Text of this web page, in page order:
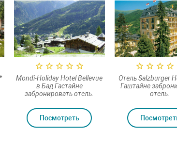
Mondi-Holiday Hotel Bellevue
в Бад Гастайне
забронировать отель.
Посмотреть
Отель Salzburger
Гаштайне
отель.